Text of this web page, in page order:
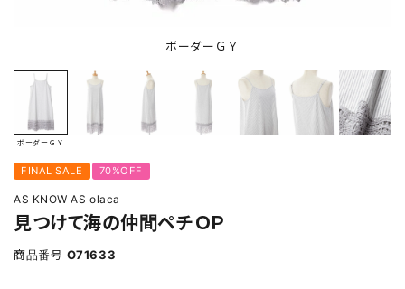
ボーダーＧＹ
ボーダーＧＹ
FINAL SALE 70%OFF
AS KNOW AS olaca
見つけて海の仲間ペチＯＰ
商品番号 O71633